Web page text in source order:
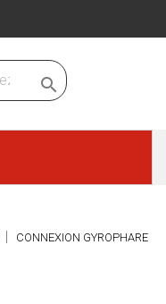

CONNEXION GYROPHARE